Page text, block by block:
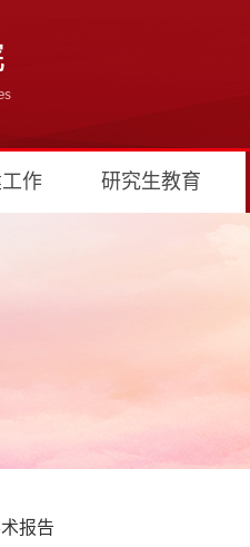
作 研究生教育
报告